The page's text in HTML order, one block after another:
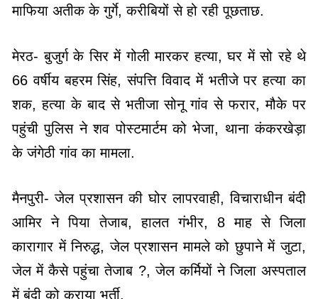
माफिया अतीक के गुर्गे, करीबियों से हो रही पूछताछ.
मेरठ- बुजुर्ग के सिर में गोली मारकर हत्या, घर में सो रहे थे
66 वर्षीय बहरम सिंह, संपत्ति विवाद में भतीजे पर हत्या का
शक, हत्या के बाद से भतीजा सोनू गांव से फरार, मौके पर
पहुंची पुलिस ने शव पोस्टमार्टम को भेजा, थाना कंकरखेड़ा
के जंगेठी गांव का मामला.
मैनपुरी- जेल प्रशासन की घोर लापरवाही, विचाराधीन बंदी
आमिर ने पिया तेजाब, हालत गंभीर, 8 माह से जिला
कारागार में निरुद्ध, जेल प्रशासन मामले को छुपाने में जुटा,
जेल में कैसे पहुंचा तेजाब ?, जेल कर्मियों ने जिला अस्पताल
में बंदी को कराया भर्ती.